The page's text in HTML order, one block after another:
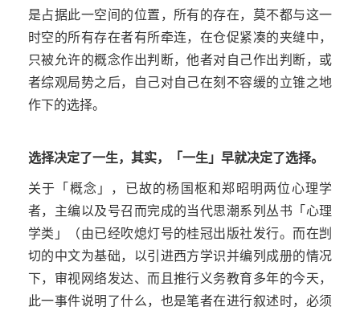
是占据此一空间的位置，所有的存在，莫不都与这一
时空的所有存在者有所牵连，在仓促紧凑的夹缝中，
只被允许的概念作出判断，他者对自己作出判断，或
者综观局势之后，自己对自己在刻不容缓的立锥之地
作下的选择。
选择决定了一生，其实，「一生」早就决定了选择。
关于「概念」，已故的杨国枢和郑昭明两位心理学
者，主编以及号召而完成的当代思潮系列丛书「心理
学类」（由已经吹熄灯号的桂冠出版社发行。而在剀
切的中文为基础，以引进西方学识并编列成册的情况
下，审视网络发达、而且推行义务教育多年的今天，
此一事件说明了什么，也是笔者在进行叙述时，必须